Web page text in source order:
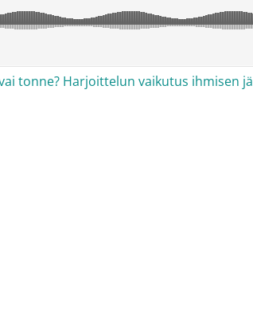
tonne? Harjoittelun vaikutus ihmisen